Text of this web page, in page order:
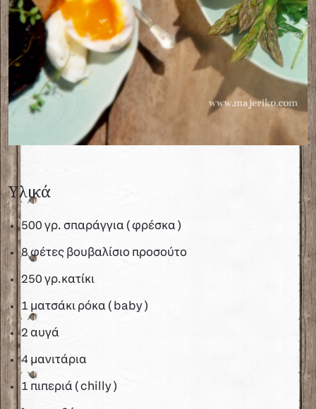
Υλικά
500 γρ. σπαράγγια ( φρέσκα )
8 φέτες βουβαλίσιο προσούτο
250 γρ.κατίκι
1 ματσάκι ρόκα ( baby )
2 αυγά
4 μανιτάρια
1 πιπεριά ( chilly )